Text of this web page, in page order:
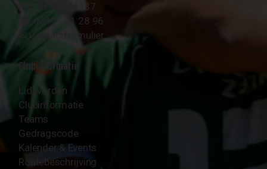
KvK Nr 40094437
☎︎ 0341 - 41 28 96
✉︎ Contactformulier
Clubinformatie
Lid worden
Clubinformatie
Teams
Gedragscode
Kalender & Events
Routebeschrijving